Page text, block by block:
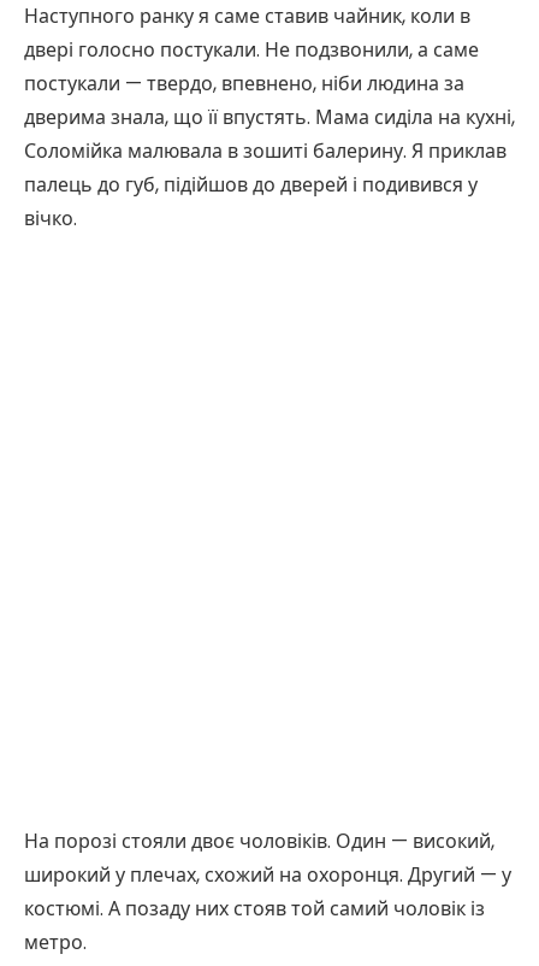
Наступного ранку я саме ставив чайник, коли в
двері голосно постукали. Не подзвонили, а саме
постукали — твердо, впевнено, ніби людина за
дверима знала, що її впустять. Мама сиділа на кухні,
Соломійка малювала в зошиті балерину. Я приклав
палець до губ, підійшов до дверей і подивився у
вічко.
На порозі стояли двоє чоловіків. Один — високий,
широкий у плечах, схожий на охоронця. Другий — у
костюмі. А позаду них стояв той самий чоловік із
метро.